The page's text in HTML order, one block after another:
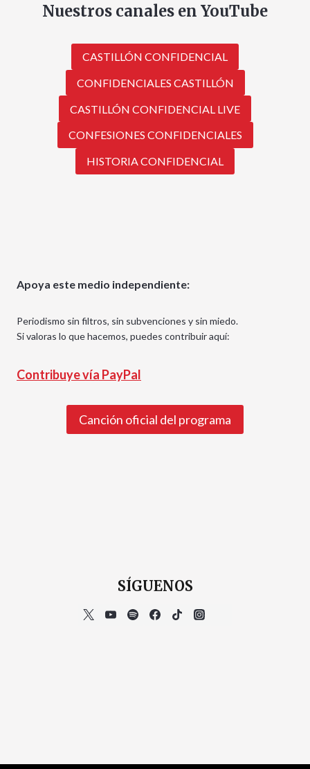
Nuestros canales en YouTube
CASTILLÓN CONFIDENCIAL
CONFIDENCIALES CASTILLÓN
CASTILLÓN CONFIDENCIAL LIVE
CONFESIONES CONFIDENCIALES
HISTORIA CONFIDENCIAL
Apoya este medio independiente:
Periodismo sin filtros, sin subvenciones y sin miedo.
Si valoras lo que hacemos, puedes contribuir aquí:
Contribuye vía PayPal
Canción oficial del programa
SÍGUENOS